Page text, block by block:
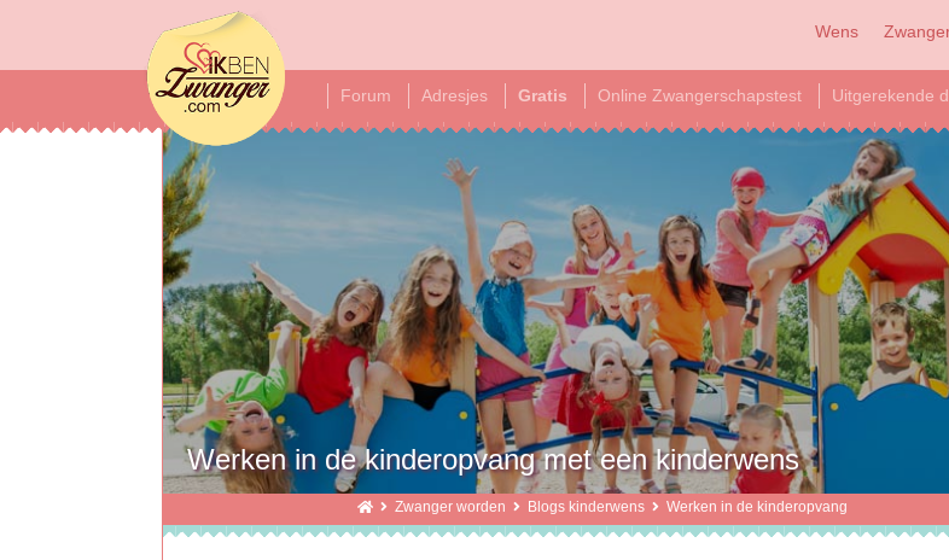
Wens
Forum Adresjes Gratis Online Zwangerschapstest Uitgerekende
Werken in de kinderopvang met een kinderwens
Zwanger worden Blogs kinderwens Werken in de kinderopvang